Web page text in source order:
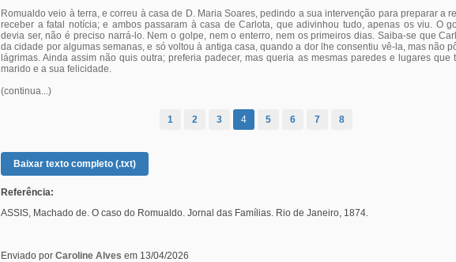
Romualdo veio à terra, e correu à casa de D. Maria Soares, pedindo a sua intervenção para preparar a
receber a fatal notícia; e ambos passaram à casa de Carlota, que adivinhou tudo, apenas os viu. O
devia ser, não é preciso narrá-lo. Nem o golpe, nem o enterro, nem os primeiros dias. Saiba-se que
da cidade por algumas semanas, e só voltou à antiga casa, quando a dor lhe consentiu vê-la, mas não
lágrimas. Ainda assim não quis outra; preferia padecer, mas queria as mesmas paredes e lugares que
marido e a sua felicidade.
(continua...)
1 2 3 4 5 6 7 8
Baixar texto completo (.txt)
Referência:
ASSIS, Machado de. O caso do Romualdo. Jornal das Famílias. Rio de Janeiro, 1874.
Enviado por Caroline Alves em 13/04/2026